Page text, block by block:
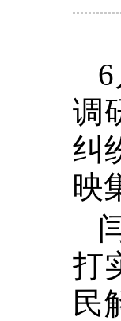
调
纠
映
打
民